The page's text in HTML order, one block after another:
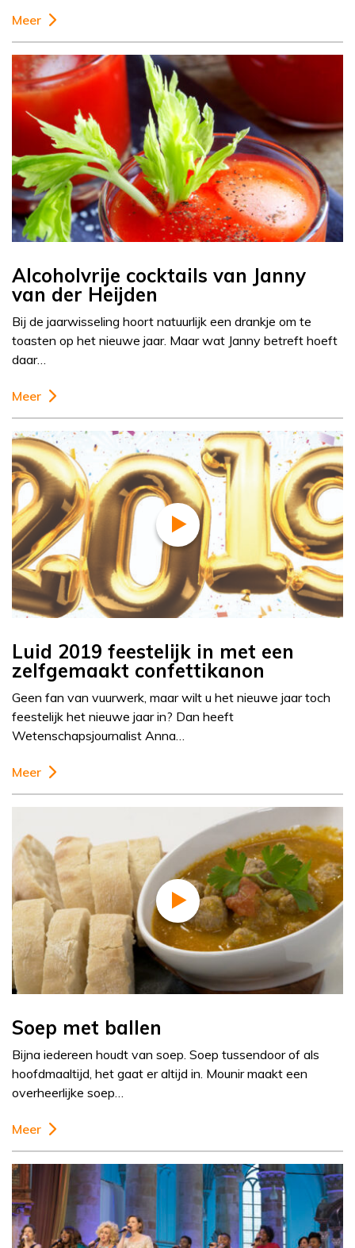
Meer
Alcoholvrije cocktails van Janny
van der Heijden
Bij de jaarwisseling hoort natuurlijk een drankje om te
toasten op het nieuwe jaar. Maar wat Janny betreft hoeft
daar…
Meer
Luid 2019 feestelijk in met een
zelfgemaakt confettikanon
Geen fan van vuurwerk, maar wilt u het nieuwe jaar toch
feestelijk het nieuwe jaar in? Dan heeft
Wetenschapsjournalist Anna…
Meer
Soep met ballen
Bijna iedereen houdt van soep. Soep tussendoor of als
hoofdmaaltijd, het gaat er altijd in. Mounir maakt een
overheerlijke soep…
Meer